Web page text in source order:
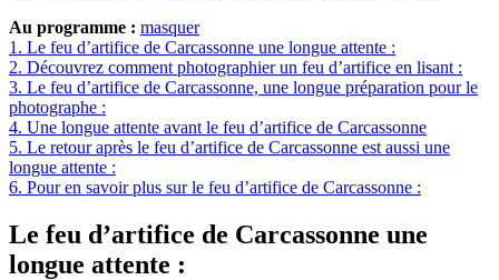
Au programme : masquer
1. Le feu d’artifice de Carcassonne une longue attente :
2. Découvrez comment photographier un feu d’artifice en lisant :
3. Le feu d’artifice de Carcassonne, une longue préparation pour le
photographe :
4. Une longue attente avant le feu d’artifice de Carcassonne
5. Le retour après le feu d’artifice de Carcassonne est aussi une
longue attente :
6. Pour en savoir plus sur le feu d’artifice de Carcassonne :
Le feu d’artifice de Carcassonne une
longue attente :